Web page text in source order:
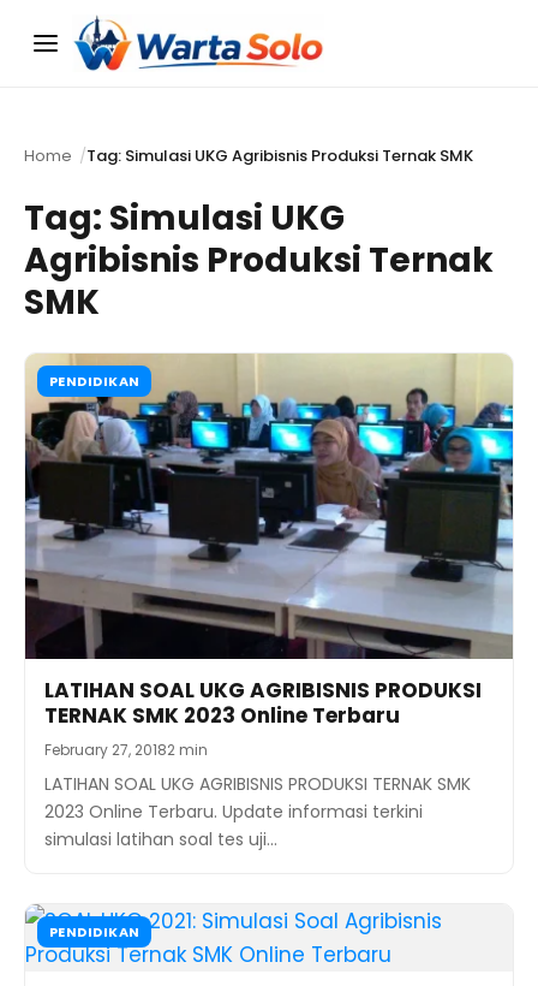
Menu
Home Tag: Simulasi UKG Agribisnis Produksi Ternak SMK
Tag: Simulasi UKG
Agribisnis Produksi Ternak
SMK
PENDIDIKAN
LATIHAN SOAL UKG AGRIBISNIS PRODUKSI
TERNAK SMK 2023 Online Terbaru
February 27, 20182 min
LATIHAN SOAL UKG AGRIBISNIS PRODUKSI TERNAK SMK
2023 Online Terbaru. Update informasi terkini
simulasi latihan soal tes uji…
PENDIDIKAN